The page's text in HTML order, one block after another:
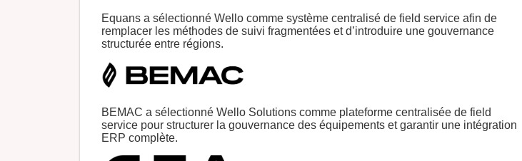
Equans a sélectionné Wello comme système centralisé de field service afin de
remplacer les méthodes de suivi fragmentées et d’introduire une gouvernance
structurée entre régions.
BEMAC a sélectionné Wello Solutions comme plateforme centralisée de field
service pour structurer la gouvernance des équipements et garantir une intégration
ERP complète.